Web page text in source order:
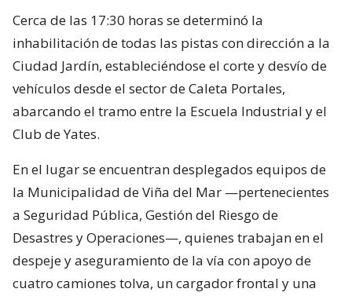
Cerca de las 17:30 horas se determinó la
inhabilitación de todas las pistas con dirección a la
Ciudad Jardín, estableciéndose el corte y desvío de
vehículos desde el sector de Caleta Portales,
abarcando el tramo entre la Escuela Industrial y el
Club de Yates.
En el lugar se encuentran desplegados equipos de
la Municipalidad de Viña del Mar —pertenecientes
a Seguridad Pública, Gestión del Riesgo de
Desastres y Operaciones—, quienes trabajan en el
despeje y aseguramiento de la vía con apoyo de
cuatro camiones tolva, un cargador frontal y una